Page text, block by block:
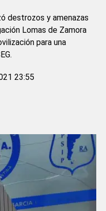
destrozos y amenazas
Lomas de Zamora
para una
23:55